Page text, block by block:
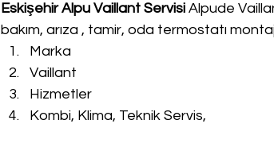
Eskişehir Alpu Vaillant Servisi Alpude
bakım, arıza , tamir, oda termostatı
Marka
Vaillant
Hizmetler
Kombi, Klima, Teknik Servis,